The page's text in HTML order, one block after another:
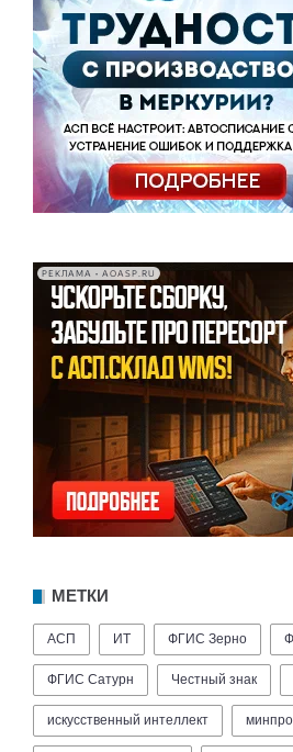
РЕКЛАМА • AOASP.RU
МЕТКИ
АСП ИТ ФГИС Зерно
ФГИС Сатурн Честный знак
искусственный интеллект